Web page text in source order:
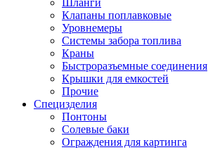
Шланги
Клапаны поплавковые
Уровнемеры
Системы забора топлива
Краны
Быстроразъемные соединения
Крышки для емкостей
Прочие
Специзделия
Понтоны
Солевые баки
Ограждения для картинга